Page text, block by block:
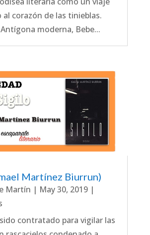
al corazón de las tinieblas.
moderna, Bebe...
Martínez Biurrun)
Martín | May 30, 2019|
contratado para vigilar las